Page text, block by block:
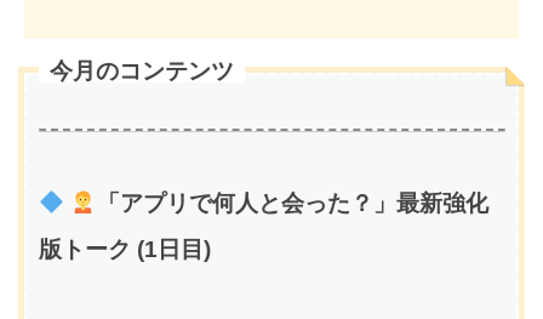
今月のコンテンツ
「アプリで何人と会った？」最新強化
版トーク (1日目)